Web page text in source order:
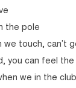
the pole
we touch, can’t
you can feel the
we in the club